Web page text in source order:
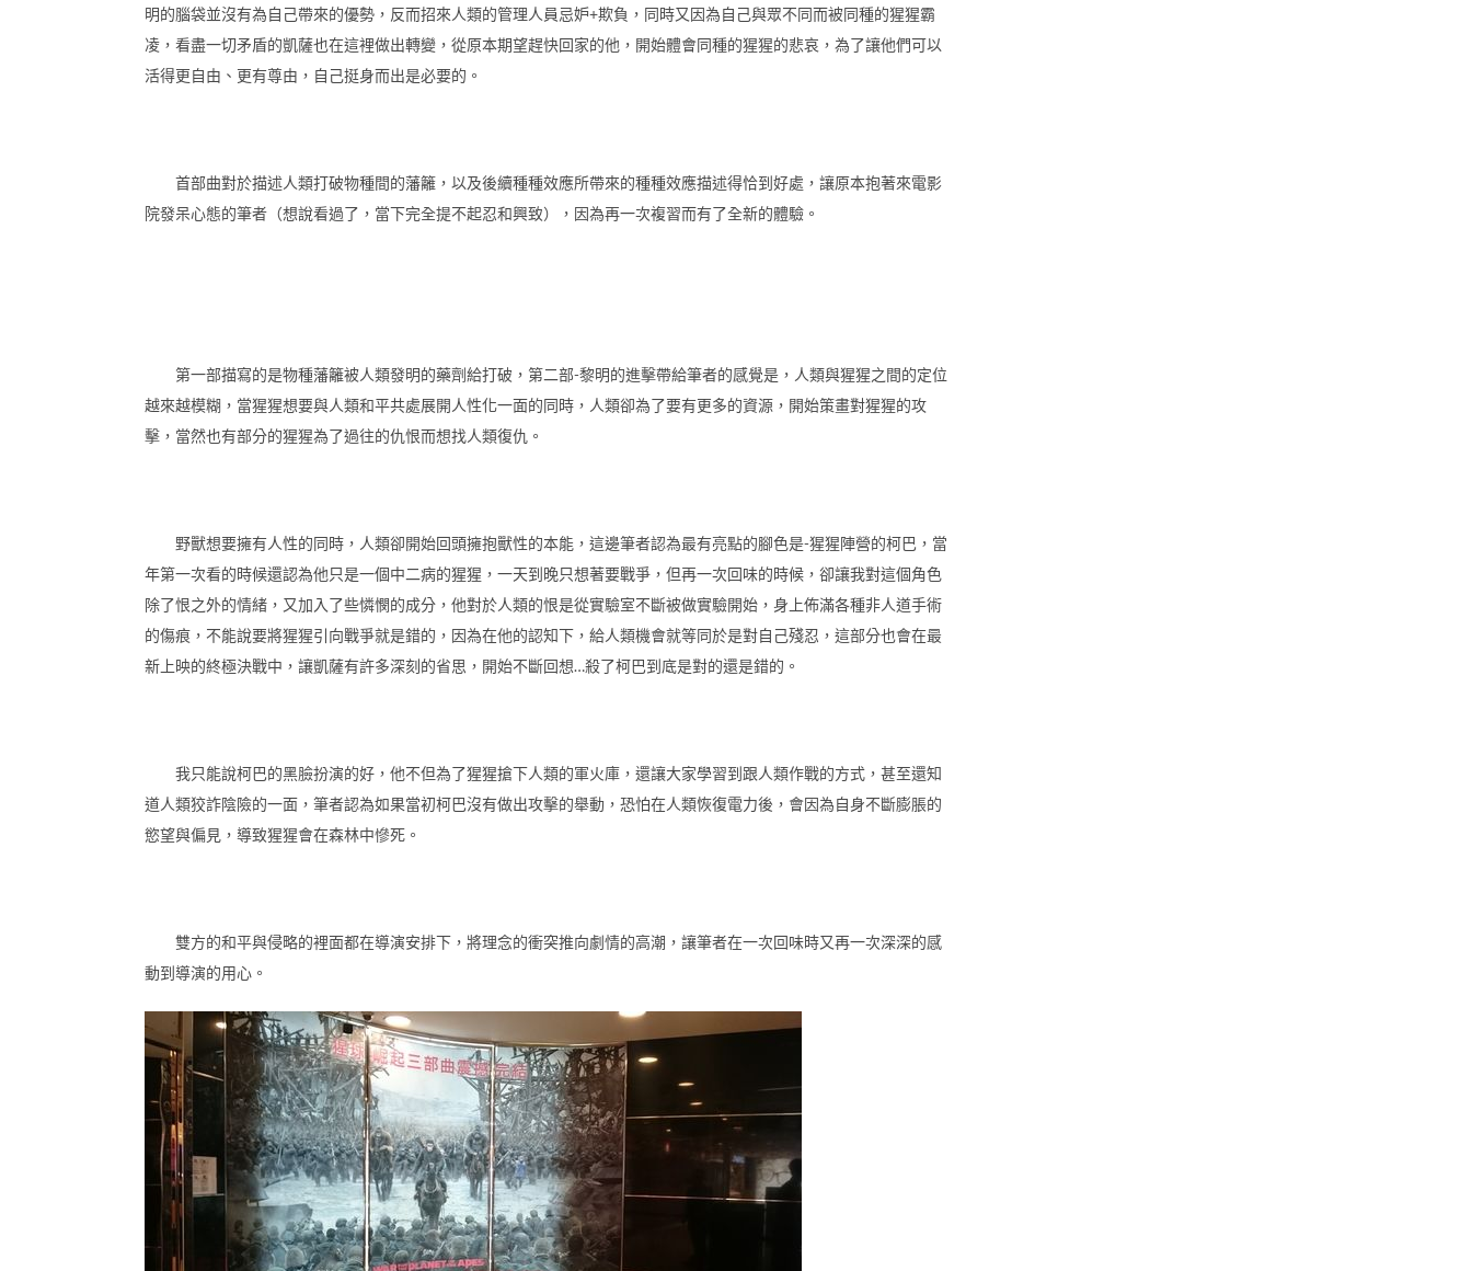
明的腦袋並沒有為自己帶來的優勢，反而招來人類的管理人員忌妒+欺負，同時又因為自己與眾不同而被同種的猩猩霸
凌，看盡一切矛盾的凱薩也在這裡做出轉變，從原本期望趕快回家的他，開始體會同種的猩猩的悲哀，為了讓他們可以
活得更自由、更有尊由，自己挺身而出是必要的。
首部曲對於描述人類打破物種間的藩籬，以及後續種種效應所帶來的種種效應描述得恰到好處，讓原本抱著來電影
院發呆心態的筆者（想說看過了，當下完全提不起忍和興致），因為再一次複習而有了全新的體驗。
第一部描寫的是物種藩籬被人類發明的藥劑給打破，第二部-黎明的進擊帶給筆者的感覺是，人類與猩猩之間的定位
越來越模糊，當猩猩想要與人類和平共處展開人性化一面的同時，人類卻為了要有更多的資源，開始策畫對猩猩的攻
擊，當然也有部分的猩猩為了過往的仇恨而想找人類復仇。
野獸想要擁有人性的同時，人類卻開始回頭擁抱獸性的本能，這邊筆者認為最有亮點的腳色是-猩猩陣營的柯巴，當
年第一次看的時候還認為他只是一個中二病的猩猩，一天到晚只想著要戰爭，但再一次回味的時候，卻讓我對這個角色
除了恨之外的情緒，又加入了些憐憫的成分，他對於人類的恨是從實驗室不斷被做實驗開始，身上佈滿各種非人道手術
的傷痕，不能說要將猩猩引向戰爭就是錯的，因為在他的認知下，給人類機會就等同於是對自己殘忍，這部分也會在最
新上映的終極決戰中，讓凱薩有許多深刻的省思，開始不斷回想…殺了柯巴到底是對的還是錯的。
我只能說柯巴的黑臉扮演的好，他不但為了猩猩搶下人類的軍火庫，還讓大家學習到跟人類作戰的方式，甚至還知
道人類狡詐陰險的一面，筆者認為如果當初柯巴沒有做出攻擊的舉動，恐怕在人類恢復電力後，會因為自身不斷膨脹的
慾望與偏見，導致猩猩會在森林中慘死。
雙方的和平與侵略的裡面都在導演安排下，將理念的衝突推向劇情的高潮，讓筆者在一次回味時又再一次深深的感
動到導演的用心。